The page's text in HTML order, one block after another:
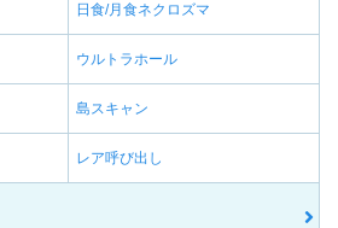
日食/月食ネクロズマ
ウルトラホール
島スキャン
レア呼び出し